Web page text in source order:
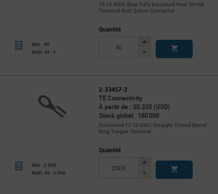
14-16 AWG Blue Fully Insulated Heat Shrink
Terminal Butt Splice Connector
Min : 40
Mult. de : 1
Quantité
Increase
Decrease
2-33457-2
TE Connectivity
À partir de : $0.235 (USD)
Stock global: 160 000
Solistrand 12-10 AWG Straight Closed Barrel
Ring Tongue Terminal
Min : 2 500
Mult. de : 2 500
Quantité
Increase
Decrease